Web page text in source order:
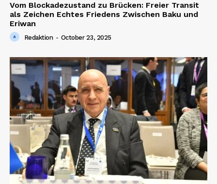
Vom Blockadezustand zu Brücken: Freier Transit
als Zeichen Echtes Friedens Zwischen Baku und
Eriwan
Redaktion - October 23, 2025